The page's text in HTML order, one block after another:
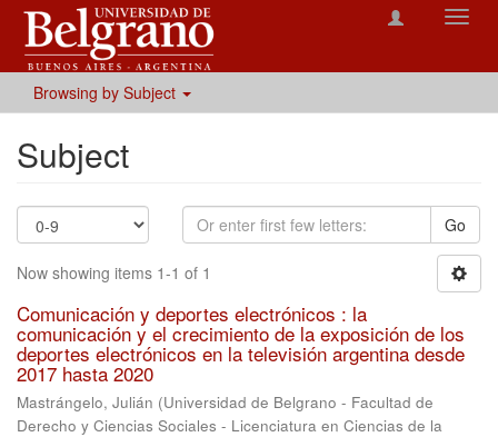
Browsing by Subject
Subject
Go
Now showing items 1-1 of 1
Comunicación y deportes electrónicos : la
comunicación y el crecimiento de la exposición de los
deportes electrónicos en la televisión argentina desde
2017 hasta 2020
Mastrángelo, Julián (Universidad de Belgrano - Facultad de
Derecho y Ciencias Sociales - Licenciatura en Ciencias de la